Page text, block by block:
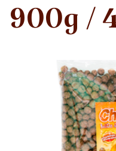
900g /